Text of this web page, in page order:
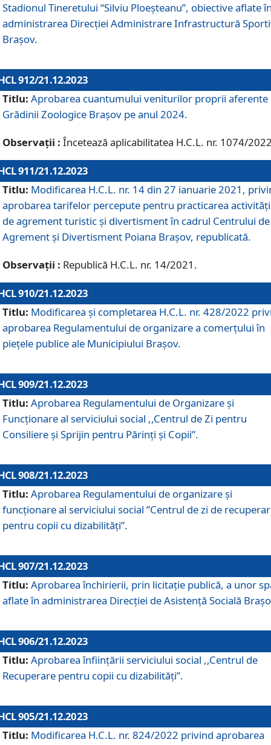
Stadionul Tineretului “Silviu Ploeșteanu”, obiective aflate
administrarea Direcției Administrare Infrastructură
Brașov.
912/21.12.2023
Titlu: Aprobarea cuantumului veniturilor proprii aferente
Grădinii Zoologice Braşov pe anul 2024.
Observații : Încetează aplicabilitatea H.C.L. nr. 1074/
911/21.12.2023
Titlu: Modificarea H.C.L. nr. 14 din 27 ianuarie 2021,
aprobarea tarifelor percepute pentru practicarea
de agrement turistic și divertisment în cadrul Centrului de
Agrement și Divertisment Poiana Brașov, republicată.
Observații : Republică H.C.L. nr. 14/2021.
910/21.12.2023
Titlu: Modificarea și completarea H.C.L. nr. 428/2022
aprobarea Regulamentului de organizare a comerțului în
piețele publice ale Municipiului Braşov.
909/21.12.2023
Titlu: Aprobarea Regulamentului de Organizare și
Funcționare al serviciului social ,,Centrul de Zi pentru
Consiliere şi Sprijin pentru Părinţi şi Copii”.
908/21.12.2023
Titlu: Aprobarea Regulamentului de organizare şi
funcţionare al serviciului social ”Centrul de zi de
pentru copii cu dizabilități”.
907/21.12.2023
Titlu: Aprobarea închirierii, prin licitație publică, a unor
aflate în administrarea Direcției de Asistență Socială
906/21.12.2023
Titlu: Aprobarea înființării serviciului social ,,Centrul de
Recuperare pentru copii cu dizabilități”.
905/21.12.2023
Titlu: Modificarea H.C.L. nr. 824/2022 privind aprobarea